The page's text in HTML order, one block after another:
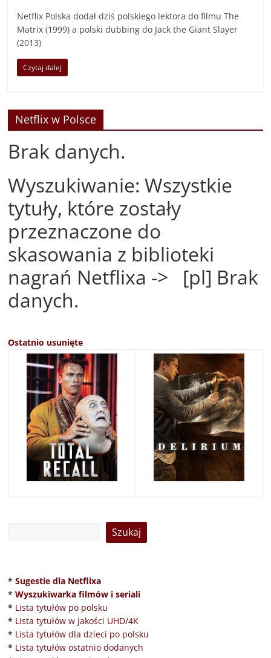
Netflix Polska dodał dziś polskiego lektora do filmu The
Matrix (1999) a polski dubbing do Jack the Giant Slayer
(2013)
Czytaj dalej
Netflix w Polsce
Brak danych.
Wyszukiwanie: Wszystkie
tytuły, które zostały
przeznaczone do
skasowania z biblioteki
nagrań Netflixa -> [pl] Brak
danych.
Ostatnio usunięte
* Sugestie dla Netflixa
* Wyszukiwarka filmów i seriali
* Lista tytułów po polsku
* Lista tytułów w jakości UHD/4K
* Lista tytułów dla dzieci po polsku
* Lista tytułów ostatnio dodanych